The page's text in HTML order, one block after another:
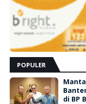
POPULER
di BP